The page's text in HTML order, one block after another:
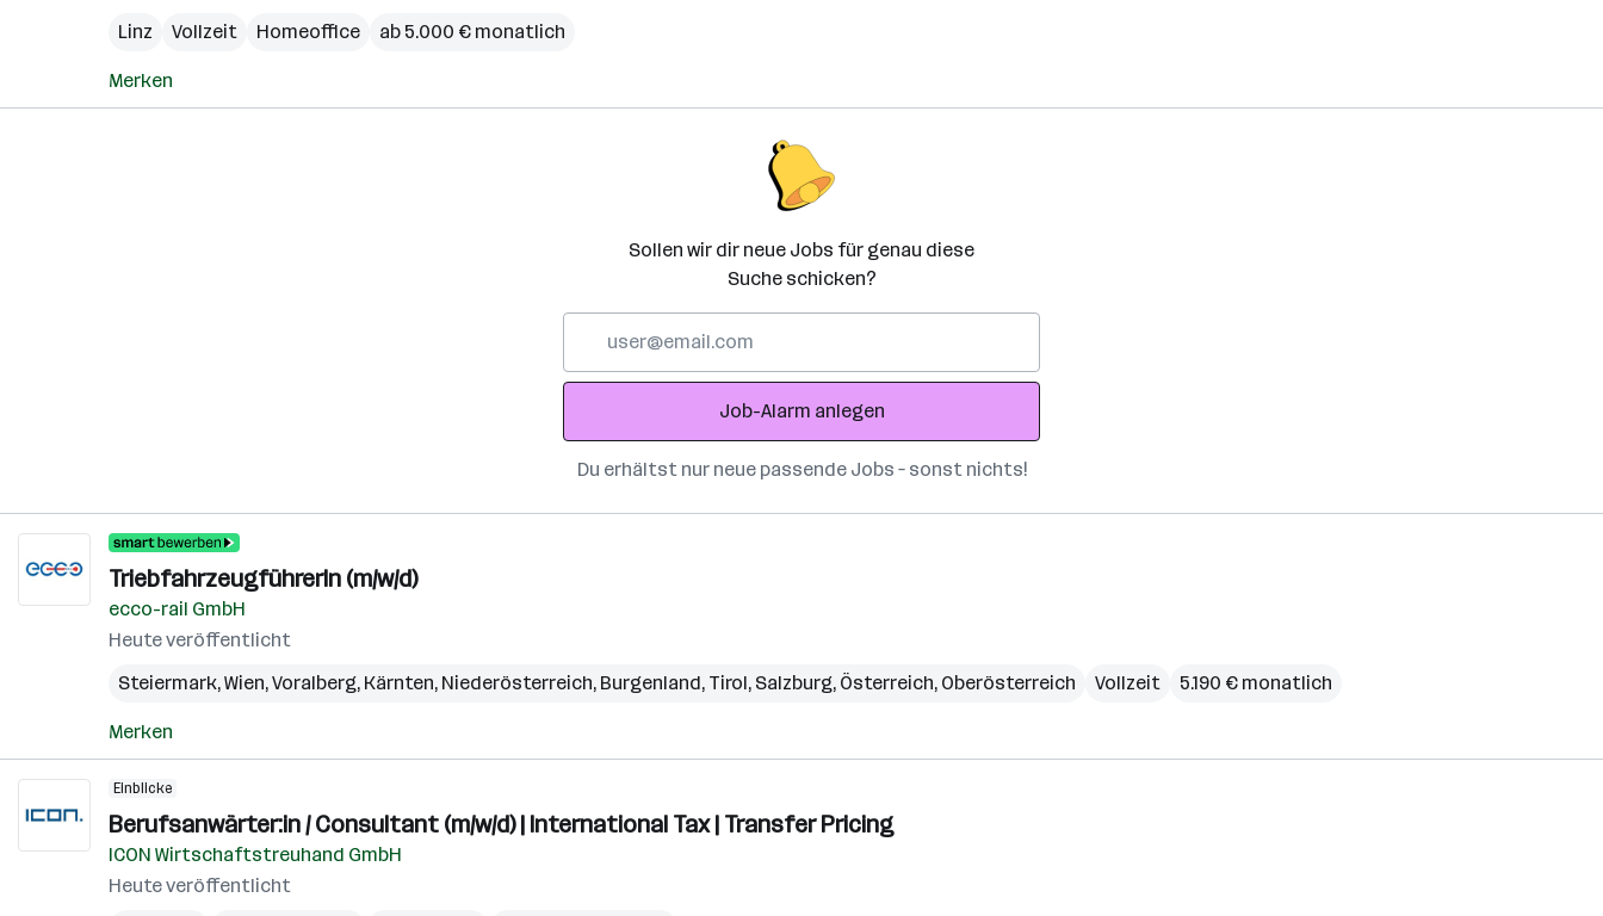
Linz
Vollzeit Homeoffice ab 5.000 € monatlich
Merken
Sollen wir dir neue Jobs für genau diese
Suche schicken?
Adresse
Job-Alarm anlegen
Du erhältst nur neue passende Jobs – sonst nichts!
TriebfahrzeugführerIn (m/w/d)
ecco-rail GmbH
Heute veröffentlicht
Steiermark,Wien,Voralberg, Kärnten, Niederösterreich, Burgenland, Tirol, Salzburg, Österreich, Oberösterreich Vollzeit 5.190 € monatlich
Merken
Einblicke
Berufsanwärter:in / Consultant (m/w/d) | International Tax | Transfer Pricing
ICON Wirtschaftstreuhand GmbH
Heute veröffentlicht